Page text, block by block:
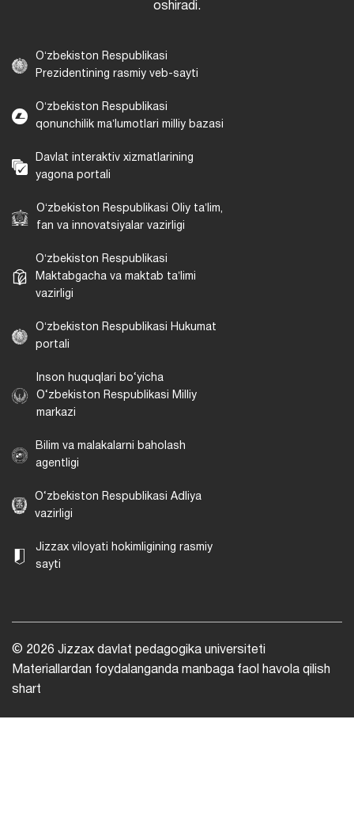
oshiradi.
Oʻzbekiston Respublikasi
Prezidentining rasmiy veb-sayti
Oʻzbekiston Respublikasi
qonunchilik maʼlumotlari milliy bazasi
Davlat interaktiv xizmatlarining
yagona portali
Oʻzbekiston Respublikasi Oliy taʼlim,
fan va innovatsiyalar vazirligi
Oʻzbekiston Respublikasi
Maktabgacha va maktab taʼlimi
vazirligi
Oʻzbekiston Respublikasi Hukumat
portali
Inson huquqlari bo‘yicha
O‘zbekiston Respublikasi Milliy
markazi
Bilim va malakalarni baholash
agentligi
O‘zbekiston Respublikasi Adliya
vazirligi
Jizzax viloyati hokimligining rasmiy
sayti
© 2026 Jizzax davlat pedagogika universiteti
Materiallardan foydalanganda manbaga faol havola qilish
shart